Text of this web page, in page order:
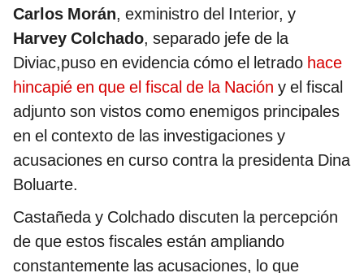
Carlos Morán, exministro del Interior, y
Harvey Colchado, separado jefe de la
Diviac,puso en evidencia cómo el letrado hace
hincapié en que el fiscal de la Nación y el fiscal
adjunto son vistos como enemigos principales
en el contexto de las investigaciones y
acusaciones en curso contra la presidenta Dina
Boluarte.
Castañeda y Colchado discuten la percepción
de que estos fiscales están ampliando
constantemente las acusaciones, lo que